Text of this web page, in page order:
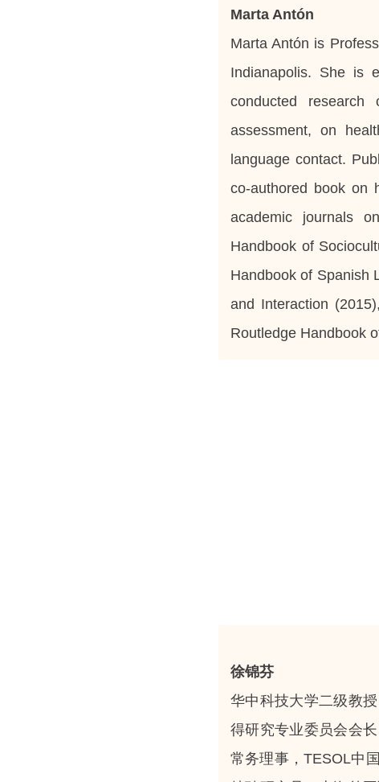
Marta Antón
Marta Antón is
Indianapolis. She is
conducted research
assessment, on
language contact.
co-authored book on
academic journals
Handbook of
Handbook of Spanish
and Interaction
Routledge Handbook
徐锦芬
华中科技大学二级教
得研究专业委员会会
常务理事，TESOL中